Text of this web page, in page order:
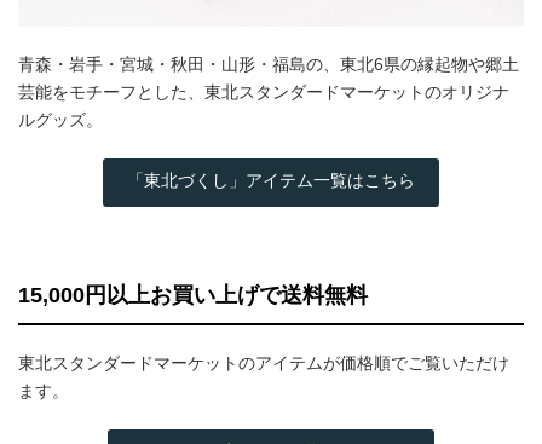
青森・岩手・宮城・秋田・山形・福島の、東北6県の縁起物や郷土
芸能をモチーフとした、東北スタンダードマーケットのオリジナ
ルグッズ。
「東北づくし」アイテム一覧はこちら
15,000円以上お買い上げで送料無料
東北スタンダードマーケットのアイテムが価格順でご覧いただけ
ます。